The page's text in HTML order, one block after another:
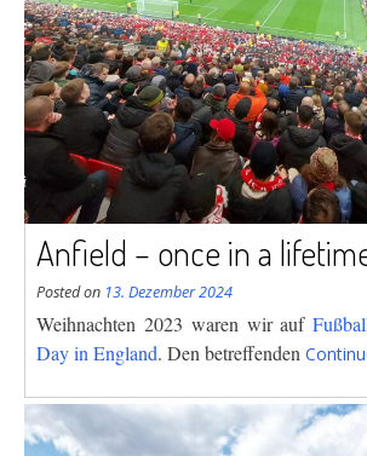
Anfield – once in a
Posted on 13. Dezember 2024
Weihnachten 2023 waren wir auf
Day in England. Den betreffenden